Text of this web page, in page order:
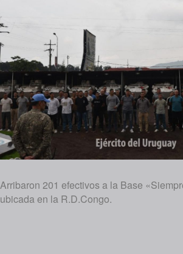
Arribaron 201 efectivos a la Base
ubicada en la R.D.Congo.